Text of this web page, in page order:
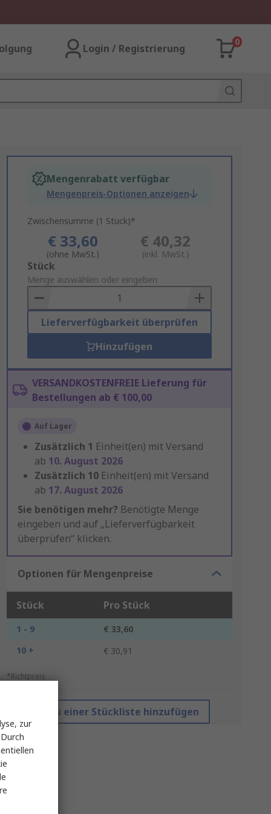
Login / Registrierung
0
Mengenrabatt verfügbar
Mengenpreis-Optionen anzeigen
Zwischensumme (1 Stück)*
€ 33,60
(ohne MwSt.)
€ 40,32
(inkl. MwSt.)
Add
to
Basket
Stück
Menge auswählen oder eingeben
Lieferverfügbarkeit überprüfen
Hinzufügen
VERSANDKOSTENFREIE Lieferung für
Bestellungen ab € 100,00
Auf Lager
Zusätzlich 1 Einheit(en) mit Versand
ab 10. August 2026
Zusätzlich 10 Einheit(en) mit Versand
ab 17. August 2026
Sie benötigen mehr? Benötigte Menge
eingeben und auf „Lieferverfügbarkeit
überprüfen“ klicken.
Optionen für Mengenpreise
Stück Pro Stück
1 - 9
€ 33,60
10 +
€ 30,91
*Richtpreis
Zu einer Stückliste hinzufügen
zur